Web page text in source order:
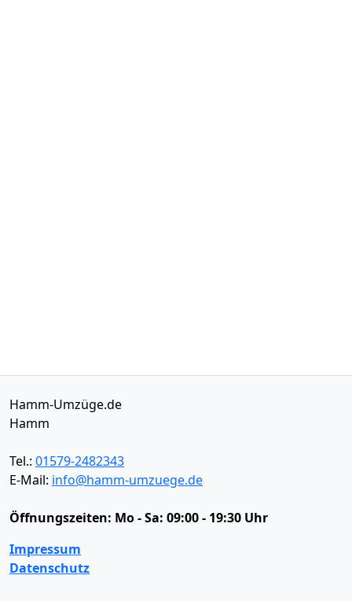
Hamm-Umzüge.de
Hamm
Tel.: 01579-2482343
E-Mail: info@hamm-umzuege.de
Öffnungszeiten: Mo - Sa: 09:00 - 19:30 Uhr
Impressum
Datenschutz